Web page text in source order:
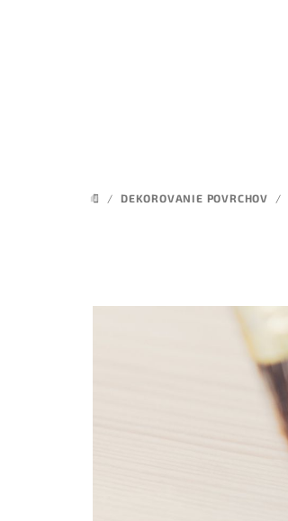
DOMOV
/ DEKOROVANIE POVRCHOV /